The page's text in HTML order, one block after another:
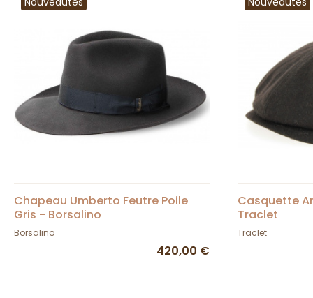
Chapeau Umberto Feutre Poile
Gris - Borsalino
Borsalino
420,00 €
Casquette
Traclet
Traclet